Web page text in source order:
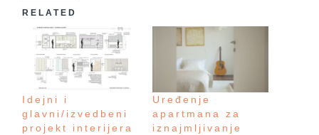
RELATED
Idejni i
glavni/izvedbeni
projekt interijera
Uređenje
apartmana za
iznajmljivanje